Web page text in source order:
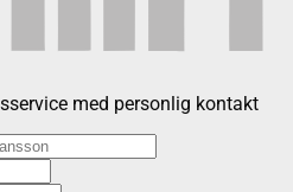
med personlig kontakt